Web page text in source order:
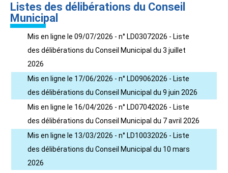
Listes des délibérations du Conseil
Municipal
Mis en ligne le 09/07/2026 - n° LD03072026 - Liste
des délibérations du Conseil Municipal du 3 juillet
2026
Mis en ligne le 17/06/2026 - n° LD09062026 - Liste
des délibérations du Conseil Municipal du 9 juin 2026
Mis en ligne le 16/04/2026 - n° LD07042026 - Liste
des délibérations du Conseil Municipal du 7 avril 2026
Mis en ligne le 13/03/2026 - n° LD10032026 - Liste
des délibérations du Conseil Municipal du 10 mars
2026